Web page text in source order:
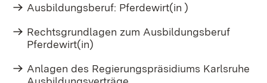
Ausbildungsberuf: Pferdewirt(in )
Rechtsgrundlagen zum Ausbildungsberuf
Pferdewirt(in)
Anlagen des Regierungspräsidiums Karlsruhe